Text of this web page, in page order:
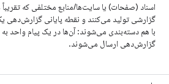
اسناد (صفحات) یا سایت‌ها/منابع مختلفی که تقریباً
گزارشی تولید می‌کنند و نقطه پایانی گزارش‌دهی
با هم دسته‌بندی می‌شوند: آن‌ها در یک پیام واحد به
گزارش‌دهی ارسال می‌شوند.